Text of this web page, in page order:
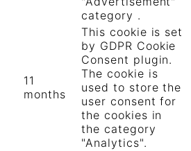
category .
11
months
This cookie is set
by GDPR Cookie
Consent plugin.
The cookie is
used to store the
user consent for
the cookies in
the category
"Analytics".